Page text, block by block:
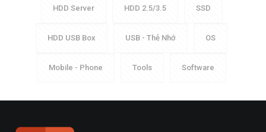
HDD Server HDD 2.5/3.5 SSD
HDD USB Box USB - Thẻ Nhớ OS
Mobile - Phone Tools Software